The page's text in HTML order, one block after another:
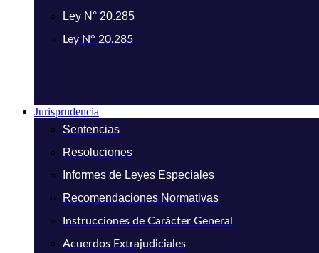
Ley N° 20.285
Ley N° 20.285
Jurisprudencia
Sentencias
Resoluciones
Informes de Leyes Especiales
Recomendaciones Normativas
Instrucciones de Carácter General
Acuerdos Extrajudiciales